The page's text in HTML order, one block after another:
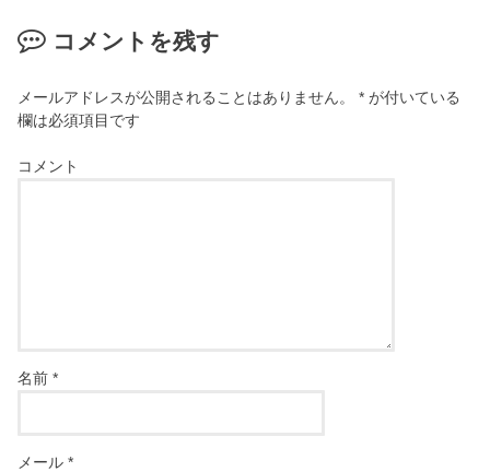
コメントを残す
メールアドレスが公開されることはありません。 * が付いている
欄は必須項目です
コメント
名前*
メール*